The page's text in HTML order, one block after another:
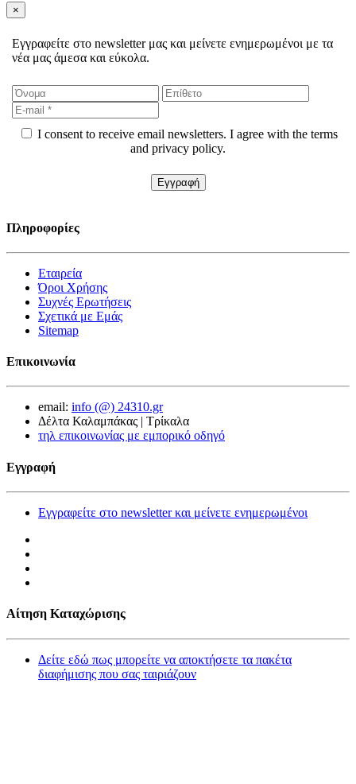
×
Εγγραφείτε στο newsletter μας και μείνετε ενημερωμένοι με τα
νέα μας άμεσα και εύκολα.
I consent to receive email newsletters. I agree with the terms
and privacy policy.
Πληροφορίες
Εταιρεία
Όροι Χρήσης
Συχνές Ερωτήσεις
Σχετικά με Εμάς
Sitemap
Επικοινωνία
email: info (@) 24310.gr
Δέλτα Καλαμπάκας | Τρίκαλα
τηλ επικοινωνίας με εμπορικό οδηγό
Εγγραφή
Εγγραφείτε στο newsletter και μείνετε ενημερωμένοι
Αίτηση Καταχώρισης
Δείτε εδώ πως μπορείτε να αποκτήσετε τα πακέτα
διαφήμισης που σας ταιριάζουν